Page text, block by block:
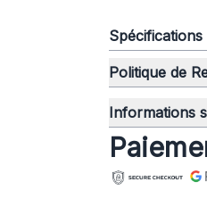
Politique de
Informations